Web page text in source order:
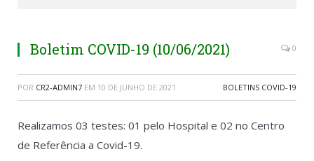
Boletim COVID-19 (10/06/2021) 0
POR CR2-ADMIN7 EM 10 DE JUNHO DE 2021 BOLETINS COVID-19
Realizamos 03 testes: 01 pelo Hospital e 02 no Centro
de Referência a Covid-19.